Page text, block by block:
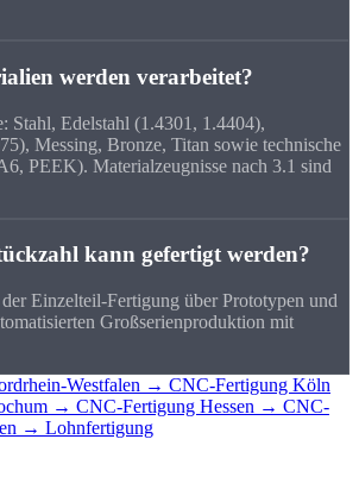
werden verarbeitet?
Stahl, Edelstahl (1.4301, 1.4404),
Messing, Bronze, Titan sowie technische
PEEK). Materialzeugnisse nach 3.1 sind
kann gefertigt werden?
Einzelteil-Fertigung über Prototypen und
Großserienproduktion mit
Westfalen → CNC-Fertigung Köln
→ CNC-Fertigung Hessen → CNC-
→ Lohnfertigung